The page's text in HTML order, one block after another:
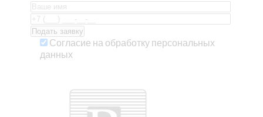
Согласие на обработку персональных
данных